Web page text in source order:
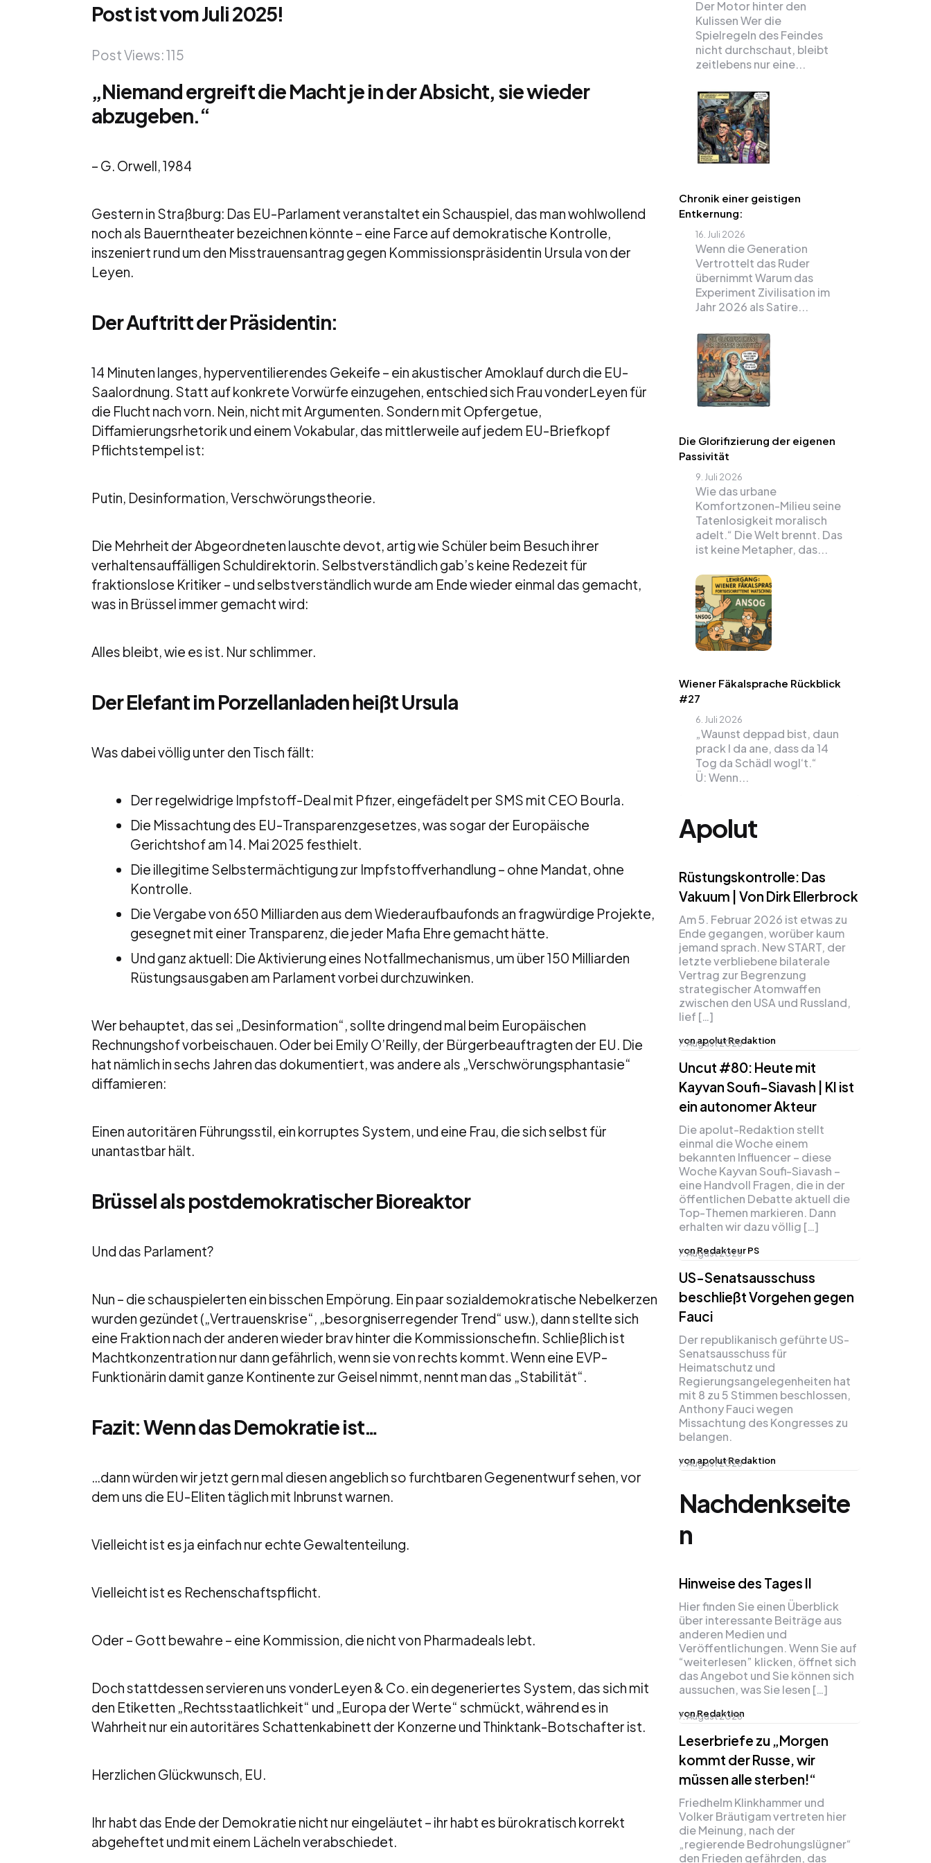
Post ist vom Juli 2025!
Post Views:115
„Niemand ergreift die Macht je in der Absicht, sie wieder
abzugeben.“
– G. Orwell, 1984
Gestern in Straßburg: Das EU-Parlament veranstaltet ein Schauspiel, das man wohlwollend
noch als Bauerntheater bezeichnen könnte – eine Farce auf demokratische Kontrolle,
inszeniert rund um den Misstrauensantrag gegen Kommissionspräsidentin Ursula von der
Leyen.
Der Auftritt der Präsidentin:
14 Minuten langes, hyperventilierendes Gekeife – ein akustischer Amoklauf durch die EU-
Saalordnung. Statt auf konkrete Vorwürfe einzugehen, entschied sich Frau vonderLeyen für
die Flucht nach vorn. Nein, nicht mit Argumenten. Sondern mit Opfergetue,
Diffamierungsrhetorik und einem Vokabular, das mittlerweile auf jedem EU-Briefkopf
Pflichtstempel ist:
Putin, Desinformation, Verschwörungstheorie.
Die Mehrheit der Abgeordneten lauschte devot, artig wie Schüler beim Besuch ihrer
verhaltensauffälligen Schuldirektorin. Selbstverständlich gab’s keine Redezeit für
fraktionslose Kritiker – und selbstverständlich wurde am Ende wieder einmal das gemacht,
was in Brüssel immer gemacht wird:
Alles bleibt, wie es ist. Nur schlimmer.
Der Elefant im Porzellanladen heißt Ursula
Was dabei völlig unter den Tisch fällt:
Der regelwidrige Impfstoff-Deal mit Pfizer, eingefädelt per SMS mit CEO Bourla.
Die Missachtung des EU-Transparenzgesetzes, was sogar der Europäische
Gerichtshof am 14. Mai 2025 festhielt.
Die illegitime Selbstermächtigung zur Impfstoffverhandlung – ohne Mandat, ohne
Kontrolle.
Die Vergabe von 650 Milliarden aus dem Wiederaufbaufonds an fragwürdige Projekte,
gesegnet mit einer Transparenz, die jeder Mafia Ehre gemacht hätte.
Und ganz aktuell: Die Aktivierung eines Notfallmechanismus, um über 150 Milliarden
Rüstungsausgaben am Parlament vorbei durchzuwinken.
Wer behauptet, das sei „Desinformation“, sollte dringend mal beim Europäischen
Rechnungshof vorbeischauen. Oder bei Emily O’Reilly, der Bürgerbeauftragten der EU. Die
hat nämlich in sechs Jahren das dokumentiert, was andere als „Verschwörungsphantasie“
diffamieren:
Einen autoritären Führungsstil, ein korruptes System, und eine Frau, die sich selbst für
unantastbar hält.
Brüssel als postdemokratischer Bioreaktor
Und das Parlament?
Nun – die schauspielerten ein bisschen Empörung. Ein paar sozialdemokratische Nebelkerzen
wurden gezündet („Vertrauenskrise“, „besorgniserregender Trend“ usw.), dann stellte sich
eine Fraktion nach der anderen wieder brav hinter die Kommissionschefin. Schließlich ist
Machtkonzentration nur dann gefährlich, wenn sie von rechts kommt. Wenn eine EVP-
Funktionärin damit ganze Kontinente zur Geisel nimmt, nennt man das „Stabilität“.
Fazit: Wenn das Demokratie ist…
…dann würden wir jetzt gern mal diesen angeblich so furchtbaren Gegenentwurf sehen, vor
dem uns die EU-Eliten täglich mit Inbrunst warnen.
Vielleicht ist es ja einfach nur echte Gewaltenteilung.
Vielleicht ist es Rechenschaftspflicht.
Oder – Gott bewahre – eine Kommission, die nicht von Pharmadeals lebt.
Doch stattdessen servieren uns vonderLeyen & Co. ein degeneriertes System, das sich mit
den Etiketten „Rechtsstaatlichkeit“ und „Europa der Werte“ schmückt, während es in
Wahrheit nur ein autoritäres Schattenkabinett der Konzerne und Thinktank-Botschafter ist.
Herzlichen Glückwunsch, EU.
Ihr habt das Ende der Demokratie nicht nur eingeläutet – ihr habt es bürokratisch korrekt
abgeheftet und mit einem Lächeln verabschiedet.
Der Motor hinter den
Kulissen Wer die
Spielregeln des Feindes
nicht durchschaut, bleibt
zeitlebens nur eine...
Chronik einer geistigen
Entkernung:
16. Juli 2026
Wenn die Generation
Vertrottelt das Ruder
übernimmt Warum das
Experiment Zivilisation im
Jahr 2026 als Satire...
Die Glorifizierung der eigenen
Passivität
9. Juli 2026
Wie das urbane
Komfortzonen-Milieu seine
Tatenlosigkeit moralisch
adelt.“ Die Welt brennt. Das
ist keine Metapher, das...
Wiener Fäkalsprache Rückblick
#27
6. Juli 2026
„Waunst deppad bist, daun
prack I da ane, dass da 14
Tog da Schädl wogl‘t.“
Ü: Wenn...
Apolut
Rüstungskontrolle: Das
Vakuum | Von Dirk Ellerbrock
7. August 2026
von apolut Redaktion
Am 5. Februar 2026 ist etwas zu
Ende gegangen, worüber kaum
jemand sprach. New START, der
letzte verbliebene bilaterale
Vertrag zur Begrenzung
strategischer Atomwaffen
zwischen den USA und Russland,
lief […]
Uncut #80: Heute mit
Kayvan Soufi-Siavash | KI ist
ein autonomer Akteur
7. August 2026
von Redakteur PS
Die apolut-Redaktion stellt
einmal die Woche einem
bekannten Influencer – diese
Woche Kayvan Soufi-Siavash –
eine Handvoll Fragen, die in der
öffentlichen Debatte aktuell die
Top-Themen markieren. Dann
erhalten wir dazu völlig […]
US-Senatsausschuss
beschließt Vorgehen gegen
Fauci
7. August 2026
von apolut Redaktion
Der republikanisch geführte US-
Senatsausschuss für
Heimatschutz und
Regierungsangelegenheiten hat
mit 8 zu 5 Stimmen beschlossen,
Anthony Fauci wegen
Missachtung des Kongresses zu
belangen.
Nachdenkseite
n
Hinweise des Tages II
7. August 2026
von Redaktion
Hier finden Sie einen Überblick
über interessante Beiträge aus
anderen Medien und
Veröffentlichungen. Wenn Sie auf
“weiterlesen” klicken, öffnet sich
das Angebot und Sie können sich
aussuchen, was Sie lesen […]
Leserbriefe zu „Morgen
kommt der Russe, wir
müssen alle sterben!“
Friedhelm Klinkhammer und
Volker Bräutigam vertreten hier
die Meinung, nach der
„regierende Bedrohungslügner“
den Frieden gefährden, das